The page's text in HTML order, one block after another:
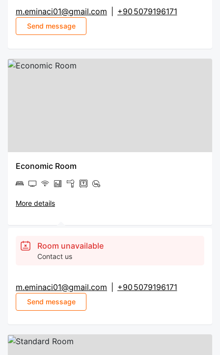
Send message
m.eminaci01@gmail.com +90 5079196171
Economic Room
More details
Room unavailable
Contact us
Send message
m.eminaci01@gmail.com +90 5079196171